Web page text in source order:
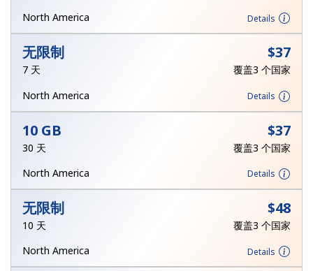
North America
Details
无限制 ⁦$37⁩
7 天
覆盖3 个国家
North America
Details
10 GB ⁦$37⁩
30 天
覆盖3 个国家
North America
Details
无限制 ⁦$48⁩
10 天
覆盖3 个国家
North America
Details